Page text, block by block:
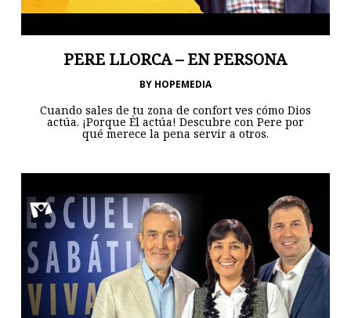
PERE LLORCA – EN PERSONA
BY HOPEMEDIA
Cuando sales de tu zona de confort ves cómo Dios
actúa. ¡Porque Él actúa! Descubre con Pere por
qué merece la pena servir a otros.